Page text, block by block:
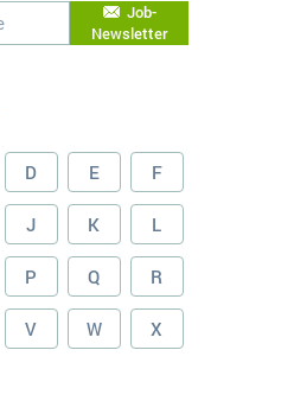
Job-
Newsletter
D E F
J K L
P Q R
V W X